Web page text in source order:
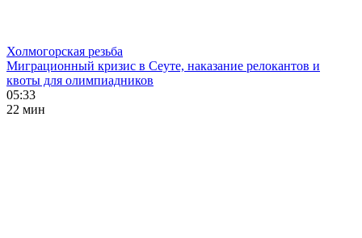
Холмогорская резьба
Миграционный кризис в Сеуте, наказание релокантов и
квоты для олимпиадников
05:33
22 мин